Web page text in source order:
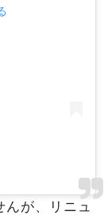
が、リニュ